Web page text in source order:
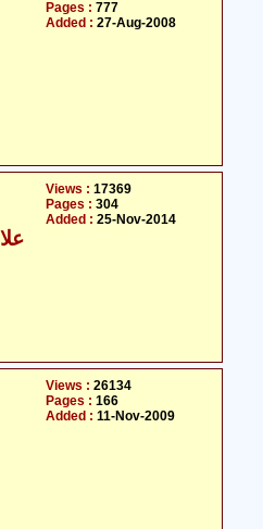
Pages : 777
Added : 27-Aug-2008
Views : 17369
Pages : 304
Added : 25-Nov-2014
Views : 26134
Pages : 166
Added : 11-Nov-2009